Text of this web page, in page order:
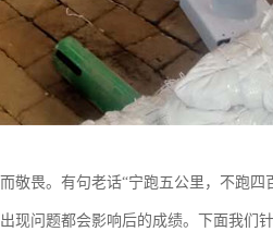
敬畏。有句老话“宁跑五公里，不跑四
现问题都会影响后的成绩。下面我们